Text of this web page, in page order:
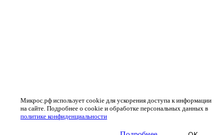
Микрос.рф использует cookie для ускорения доступа к информации
на сайте. Подробнее о cookie и обработке персональных данных в
политике конфиденциальности